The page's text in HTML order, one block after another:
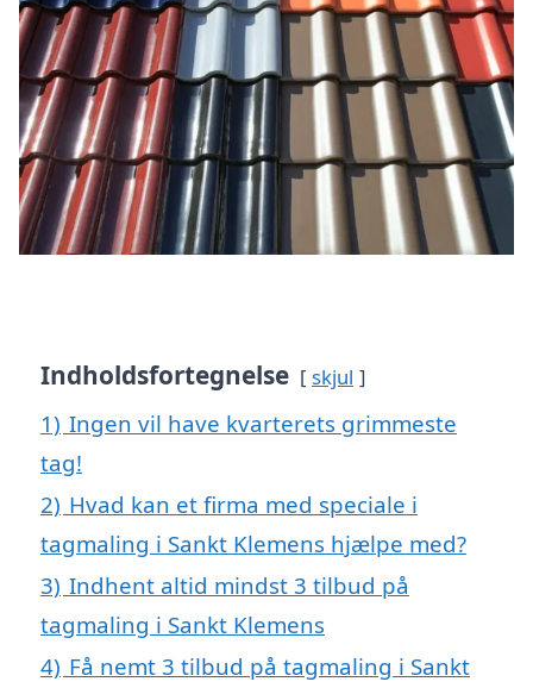
Indholdsfortegnelse skjul
1) Ingen vil have kvarterets grimmeste
tag!
2) Hvad kan et firma med speciale i
tagmaling i Sankt Klemens hjælpe med?
3) Indhent altid mindst 3 tilbud på
tagmaling i Sankt Klemens
4) Få nemt 3 tilbud på tagmaling i Sankt